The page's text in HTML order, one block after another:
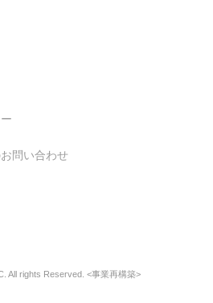
問い合わせ
All rights Reserved. <事業再構築>